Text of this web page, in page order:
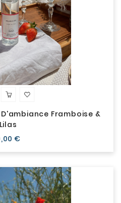
Framboise &
Lilas
€